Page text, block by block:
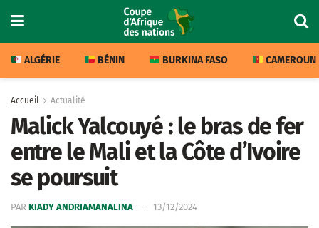
ALGÉRIE BÉNIN BURKINA FASO CAMEROUN
Accueil Actualité
Malick Yalcouyé : le bras de fer
entre le Mali et la Côte d’Ivoire
se poursuit
PAR KIADY ANDRIAMANALINA 13/12/2024